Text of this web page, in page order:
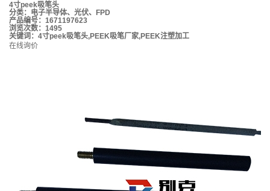
4寸peek吸笔头
分类： 电子半导体、光伏、FPD
产品编号：1671197623
浏览次数：1495
关键词： 4寸peek吸笔头,PEEK吸笔厂家,PEEK注塑加工
在线询价